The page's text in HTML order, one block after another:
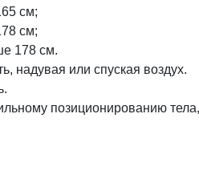
см;
см;
178 см.
надувая или спуская воздух.
позиционированию